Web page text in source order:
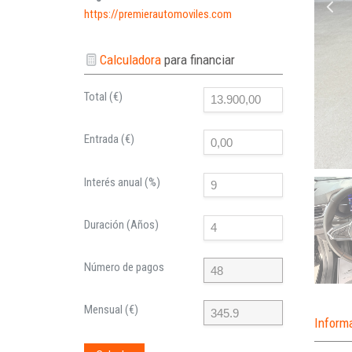
https://premierautomoviles.com
Calculadorapara financiar
Total (€)
Entrada (€)
Interés anual (%)
Duración (Años)
Número de pagos
Mensual (€)